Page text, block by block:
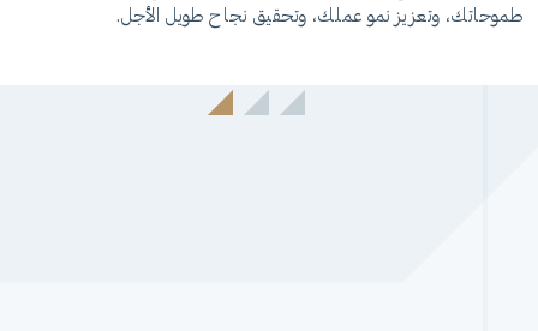
طموحاتك، وتعزيز نمو عملك، وتحقيق نجاح طويل الأجل.